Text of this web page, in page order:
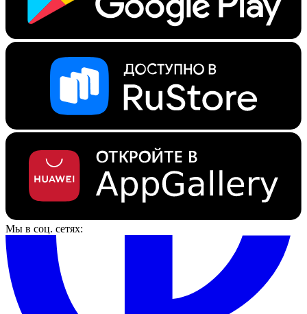
Мы в соц. сетях: